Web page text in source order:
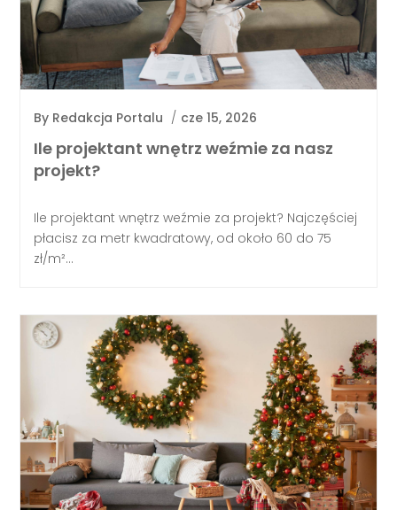
By Redakcja Portalu / cze 15, 2026
Ile projektant wnętrz weźmie za nasz
projekt?
Ile projektant wnętrz weźmie za projekt? Najczęściej
płacisz za metr kwadratowy, od około 60 do 75
zł/m²...